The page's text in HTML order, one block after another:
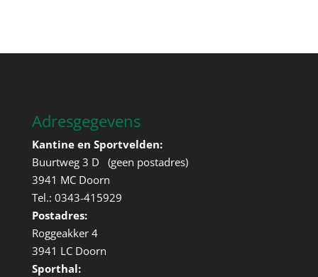
Adresgegevens
Kantine en Sportvelden:
Buurtweg 3 D (geen postadres)
3941 MC Doorn
Tel.: 0343-415929
Postadres:
Roggeakker 4
3941 LC Doorn
Sporthal: